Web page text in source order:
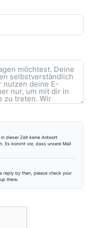
dieser Zeit keine Antwort
Es kommt vor, dass unsere Mail
reply by then, please check your
there.